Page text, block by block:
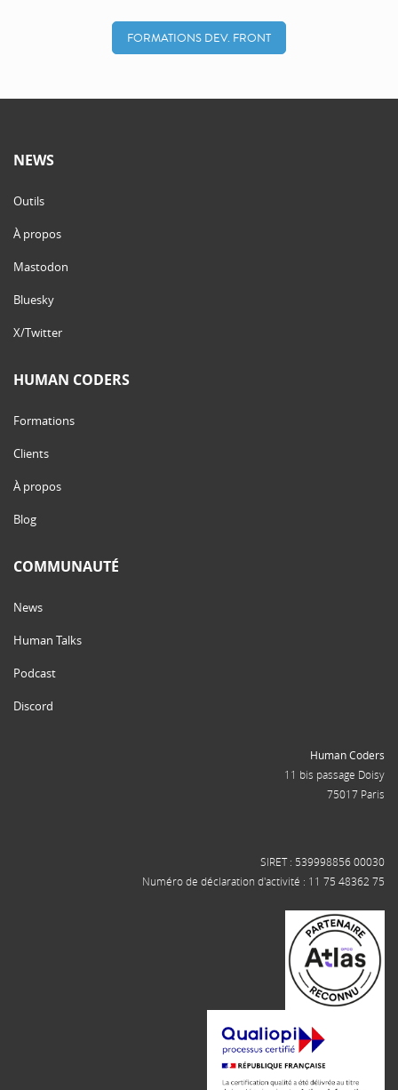
FORMATIONS DEV. FRONT
NEWS
Outils
À propos
Mastodon
Bluesky
X/Twitter
HUMAN CODERS
Formations
Clients
À propos
Blog
COMMUNAUTÉ
News
Human Talks
Podcast
Discord
Human Coders
11 bis passage Doisy
75017 Paris
SIRET : 539998856 00030
Numéro de déclaration d'activité : 11 75 48362 75